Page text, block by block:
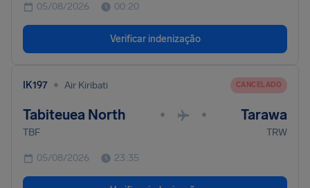
05/08/2026 00:20
Verificar indenização
IK197 • Air Kiribati CANCELADO
Tabiteuea North • • Tarawa
TBF TRW
05/08/2026 23:35